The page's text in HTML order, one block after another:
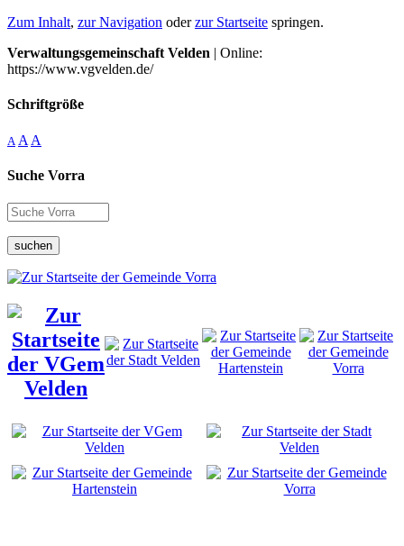
Zum Inhalt, zur Navigation oderzur Startseite springen.
Verwaltungsgemeinschaft Velden | Online:
https://www.vgvelden.de/
Schriftgröße
A A A
Suche Vorra
suchen